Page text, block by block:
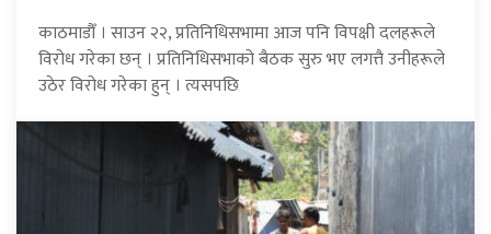
काठमाडौँ । साउन २२, प्रतिनिधिसभामा आज पनि विपक्षी दलहरूले
विरोध गरेका छन् । प्रतिनिधिसभाको बैठक सुरु भए लगत्तै उनीहरूले
उठेर विरोध गरेका हुन् । त्यसपछि